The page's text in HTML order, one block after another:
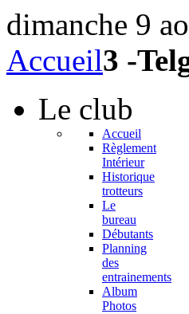
dimanche 9
Accueil3 -
Le club
Accueil
Règlement
Intérieur
Historique
trotteurs
Le
bureau
Débutants
Planning
des
entrainements
Album
Photos